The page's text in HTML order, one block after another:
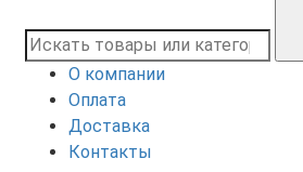
О компании
Оплата
Доставка
Контакты